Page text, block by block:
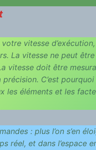
vitesse
La vitesse ne peut
vitesse doit être
C’est
les éléments et les
: plus l’on s’en
réel, et dans l’espace